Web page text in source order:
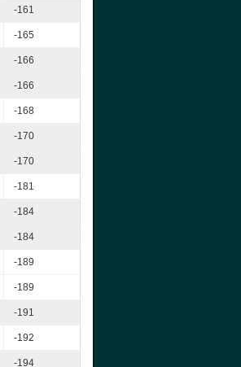
-161
-165
-166
-166
-168
-170
-170
-181
-184
-184
-189
-189
-191
-192
-194